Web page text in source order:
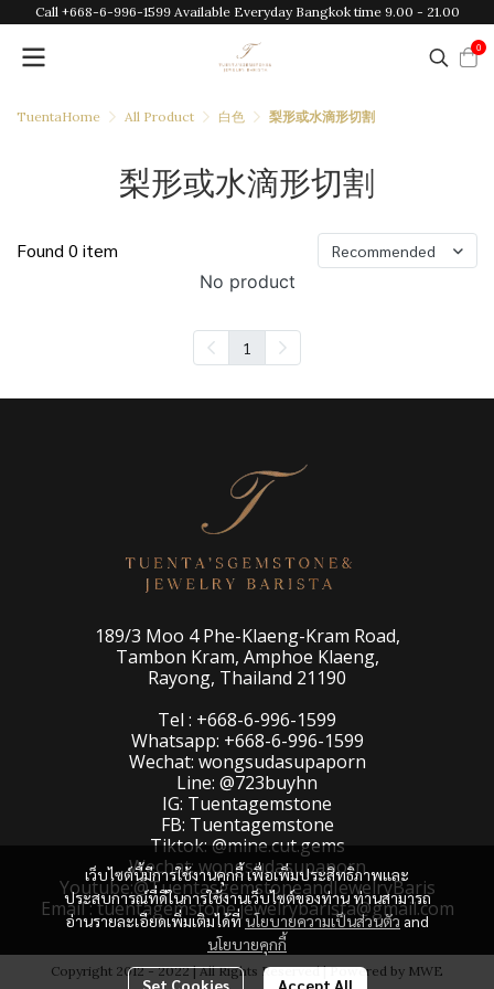
Call +668-6-996-1599 Available Everyday Bangkok time 9.00 - 21.00
0
TuentaHome All Product 白色 梨形或水滴形切割
梨形或水滴形切割
Found 0 item Recommended
No product
1
เว็บไซต์นี้มีการใช้งานคุกกี้ เพื่อเพิ่มประสิทธิภาพและ
ประสบการณ์ที่ดีในการใช้งานเว็บไซต์ของท่าน ท่านสามารถ
อ่านรายละเอียดเพิ่มเติมได้ที่นโยบายความเป็นส่วนตัวand
นโยบายคุกกี้
Set Cookies Accept All
189/3 Moo 4 Phe-Klaeng-Kram Road,
Tambon Kram, Amphoe Klaeng,
Rayong, Thailand 21190
Tel : +668-6-996-1599
Whatsapp: +668-6-996-1599
Wechat: wongsudasupaporn
Line: @723buyhn
IG: Tuentagemstone
FB: Tuentagemstone
Tiktok: @mine.cut.gems
Wechat: wongsudasupaporn
Youtube:@TuentasgemstoneandJewelryBaris
Email : tuentagemstone.jewelrybarista@gmail.com
Copyright 2012 - 2022 | All Rights Reserved | Powered by MWE